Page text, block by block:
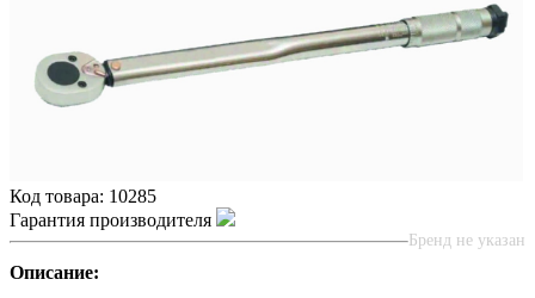
Код товара: 10285
Гарантия производителя
Бренд не указан
Описание: